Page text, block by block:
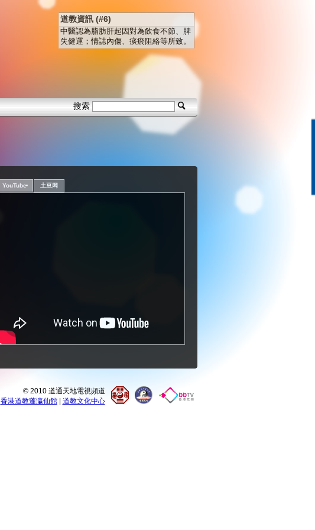
道教資訊 (#6)
中醫認為脂肪肝起因對為飲食不節、脾
失健運；情誌內傷、痰瘀阻絡等所致。
搜索
YouTube 土豆网
© 2010 道通天地電視頻道
香港道教蓬瀛仙館| 道教文化中心